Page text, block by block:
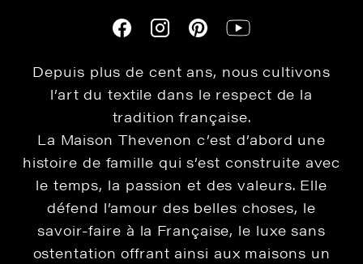
Depuis plus de cent ans, nous cultivons
l’art du textile dans le respect de la
tradition française.
La Maison Thevenon c’est d’abord une
histoire de famille qui s’est construite avec
le temps, la passion et des valeurs. Elle
défend l’amour des belles choses, le
savoir-faire à la Française, le luxe sans
ostentation offrant ainsi aux maisons un